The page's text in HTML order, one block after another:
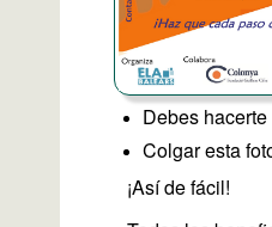
Debes
Colgar esta
¡Así de fácil!